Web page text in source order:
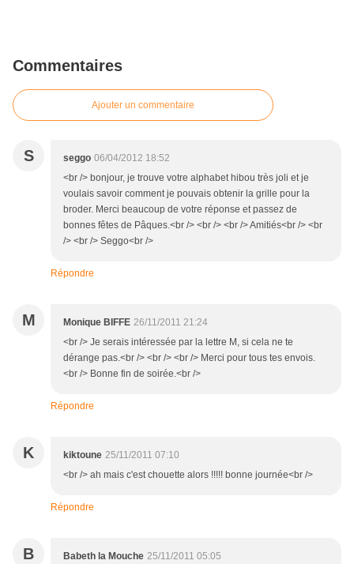
Commentaires
Ajouter un commentaire
S seggo 06/04/2012 18:52
<br /> bonjour, je trouve votre alphabet hibou très joli et je
voulais savoir comment je pouvais obtenir la grille pour la
broder. Merci beaucoup de votre réponse et passez de
bonnes fêtes de Pâques.<br /> <br /> <br /> Amitiés<br /> <br
/> <br /> Seggo<br />
Répondre
M Monique BIFFE 26/11/2011 21:24
<br /> Je serais intéressée par la lettre M, si cela ne te
dérange pas.<br /> <br /> <br /> Merci pour tous tes envois.
<br /> Bonne fin de soirée.<br />
Répondre
K kiktoune 25/11/2011 07:10
<br /> ah mais c'est chouette alors !!!!! bonne journée<br />
Répondre
B Babeth la Mouche 25/11/2011 05:05